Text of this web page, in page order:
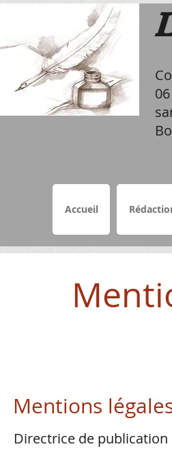
Accueil
Directrice de publication
Mentions